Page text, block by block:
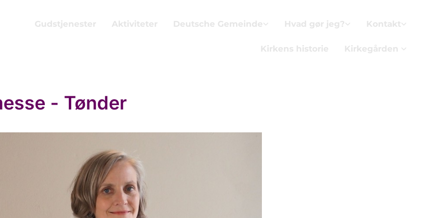
Gudstjenester Aktiviteter Deutsche Gemeinde Hvad gør jeg? Kontakt
Kirkens historie Kirkegården
- Tønder